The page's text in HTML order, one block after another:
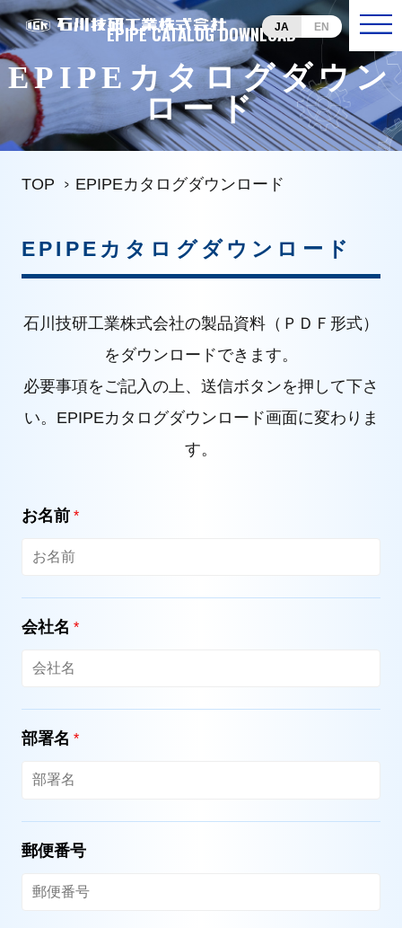
JA EN
EPIPE CATALOG DOWNLOAD
EPIPEカタログダウン
ロード
TOP EPIPEカタログダウンロード
EPIPEカタログダウンロード
石川技研工業株式会社の製品資料（ＰＤＦ形式）
をダウンロードできます。
必要事項をご記入の上、送信ボタンを押して下さ
い。EPIPEカタログダウンロード画面に変わりま
す。
お名前 *
会社名 *
部署名 *
郵便番号